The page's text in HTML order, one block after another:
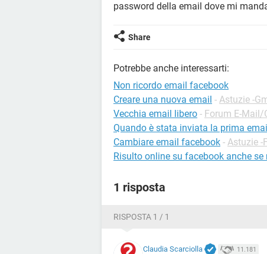
password della email dove mi
Share
Potrebbe anche interessarti:
Non ricordo email facebook
Creare una nuova email - Astuzie -
Vecchia email libero - Forum E-Mail/
Quando è stata inviata la prima
Cambiare email facebook - Astuzie -
Risulto online su facebook anche
1 risposta
RISPOSTA 1 / 1
Claudia Scarciolla 11.181